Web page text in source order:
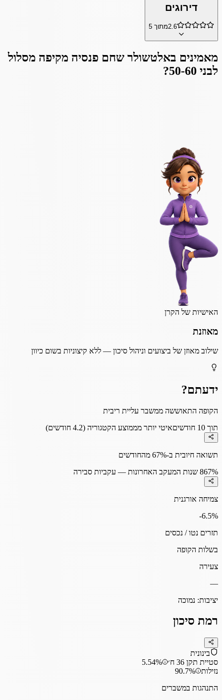
דירוגים
2.6מתוך 5
מאמינים באלטשולר שחם פנסיה מקיפה מסלול
לבני 50-60
?
האישיות של הקרן
מאוזנת
שילוב מאוזן של ביצועים וניהול סיכון — ללא קיצוניות בשום כיוון
ידעתם?
הקופה התאוששה ממשבר עליית ריבית
תוך 10 חודשים
איטי יותר מממוצע הקטגוריה (4.2 חודשים)
תשואה חיובית ב-67% מהחודשים
67%8 שנות המעקב האחרונות — עקביות סבירה
צמיחה אורגנית
-6.5%
תזרים נטו / נכסים
בשלות הקופה
צעירה
—
יציבות: נמוכה
רמת סיכון
בינונית
סטיית תקן 36 ח׳
5.54%
נזילות
90.7%
התנהגות במשברים